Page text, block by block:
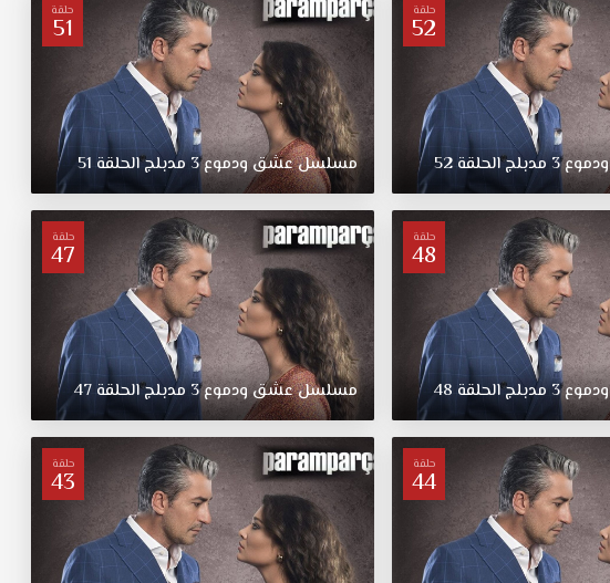
حلقة
52
ودموع3 مدبلجالحلقة52
حلقة
51
مسلسلعشقودموع3 مدبلجالحلقة 51
حلقة
48
ودموع3 مدبلجالحلقة 48
حلقة
47
مسلسلعشقودموع3 مدبلجالحلقة47
حلقة
44
حلقة
43